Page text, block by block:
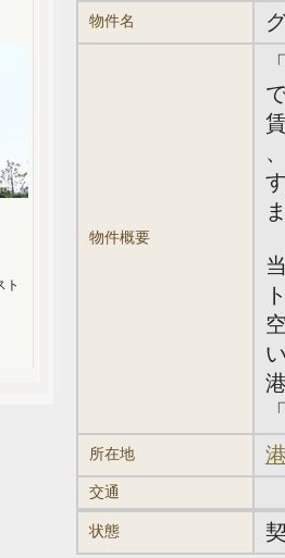
物件名
物件概要
所在地
交通
状態